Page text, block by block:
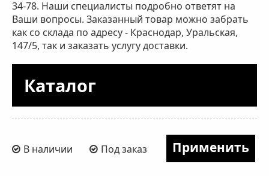
34-78. Наши специалисты подробно ответят на
Ваши вопросы. Заказанный товар можно забрать
как со склада по адресу - Краснодар, Уральская,
147/5, так и заказать услугу доставки.
Каталог
В наличии Под заказ